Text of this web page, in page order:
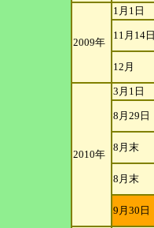
2009年
1月1日
11月14日
12月
2010年
3月1日
8月29日
8月末
8月末
9月30日